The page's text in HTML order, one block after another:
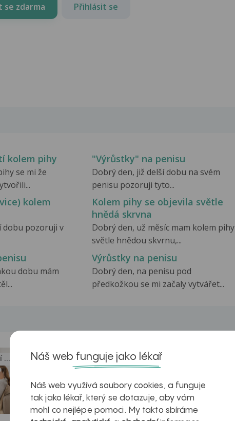
zdarma Přihlásit se
kolem pihy
se mi že
"Výrůstky" na penisu
Dobrý den, již delší dobu na svém
penisu pozoruji tyto...
kolem
dobu pozoruji v
Kolem pihy se objevila světle
hnědá skrvna
Dobrý den, už měsíc mam kolem pihy
světle hnědou skvrnu,...
dobu mám
Výrůstky na penisu
Dobrý den, na penisu pod
předkožkou se mi začaly vytvářet...
Nevolnost nemusí být nutnou... Jak na zdravá játra?
Náš web funguje jako lékař
Náš web využívá soubory cookies, a funguje
tak jako lékař, který se dotazuje, aby vám
mohl co nejlépe pomoci. My takto sbíráme